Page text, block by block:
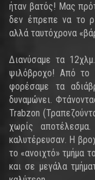
ήταν βατός! Μας
δεν έπρεπε να το
αλλά ταυτόχρονα
Διανύσαμε τα
ψιλόβροχο! Από το
φορέσαμε τα
δυναμώνει.
Trabzon
χωρίς
καλυτέρευσαν. Η
το «ανοιχτό» τμήμα
και σε μεγάλα